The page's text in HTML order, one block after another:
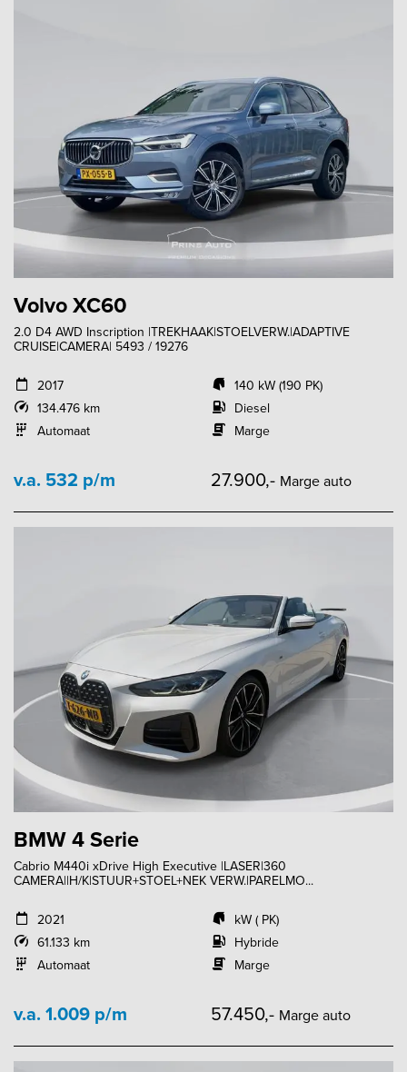
Volvo XC60
2.0 D4 AWD Inscription |TREKHAAK|STOELVERW.|ADAPTIVE
CRUISE|CAMERA| 5493 / 19276
2017
134.476 km
Automaat
140 kW (190 PK)
Diesel
Marge
v.a. 532 p/m 27.900,- Marge auto
BMW 4 Serie
Cabrio M440i xDrive High Executive |LASER|360
CAMERA||H/K|STUUR+STOEL+NEK VERW.|PARELMO...
2021
61.133 km
Automaat
kW ( PK)
Hybride
Marge
v.a. 1.009 p/m 57.450,- Marge auto